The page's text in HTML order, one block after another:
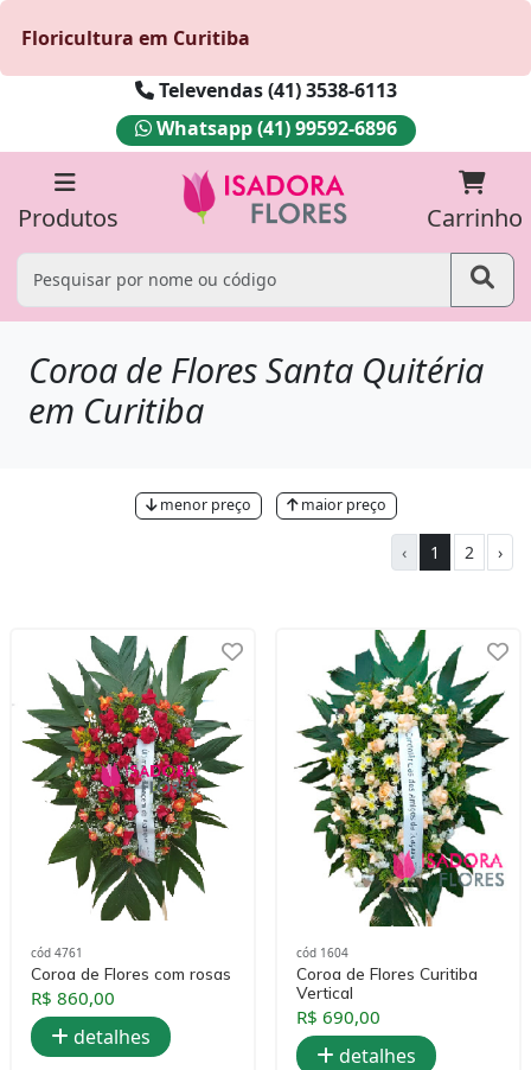
Floricultura em Curitiba
Televendas (41) 3538-6113
Whatsapp (41) 99592-6896
Produtos Carrinho
Coroa de Flores Santa Quitéria
em Curitiba
menor preço maior preço
‹ 1 2 ›
cód 4761
Coroa de Flores com rosas
R$ 860,00
detalhes
cód 1604
Coroa de Flores Curitiba
Vertical
R$ 690,00
detalhes